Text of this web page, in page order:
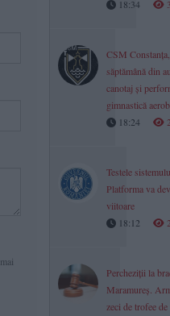
18:34
CSM
săptămână din
canotaj și
gimnastică
18:24
Testele
Platforma va
viitoare
18:12
Percheziții la
Maramureș.
zeci de trofee